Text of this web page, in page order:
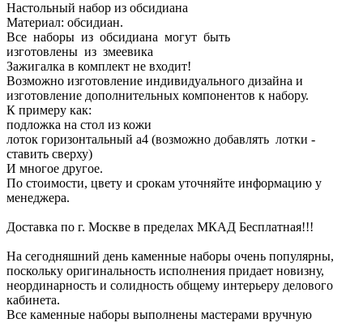
Настольный набор из обсидиана
Материал: обсидиан.
Все наборы из обсидиана могут быть
изготовлены из змеевика
Зажигалка в комплект не входит!
Возможно изготовление индивидуального дизайна и
изготовление дополнительных компонентов к набору.
К примеру как:
подложка на стол из кожи
лоток горизонтальный а4 (возможно добавлять лотки -
ставить сверху)
И многое другое.
По стоимости, цвету и срокам уточняйте информацию у
менеджера.
Доставка по г. Москве в пределах МКАД Бесплатная!!!
На сегодняшний день каменные наборы очень популярны,
поскольку оригинальность исполнения придает новизну,
неординарность и солидность общему интерьеру делового
кабинета.
Все каменные наборы выполнены мастерами вручную